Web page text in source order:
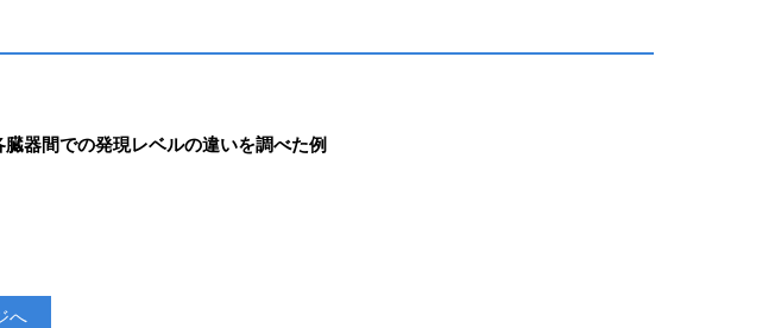
器間での発現レベルの違いを調べた例
へ